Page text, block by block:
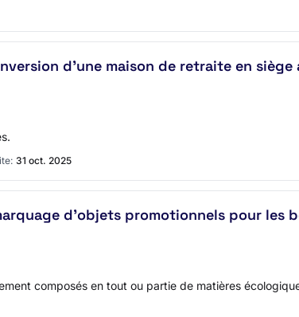
d'une maison de retraite en
31 oct. 2025
d'objets promotionnels pour les
composés en tout ou partie de matières